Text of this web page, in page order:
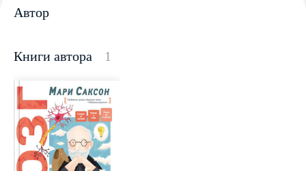
Автор
Книги автора 1